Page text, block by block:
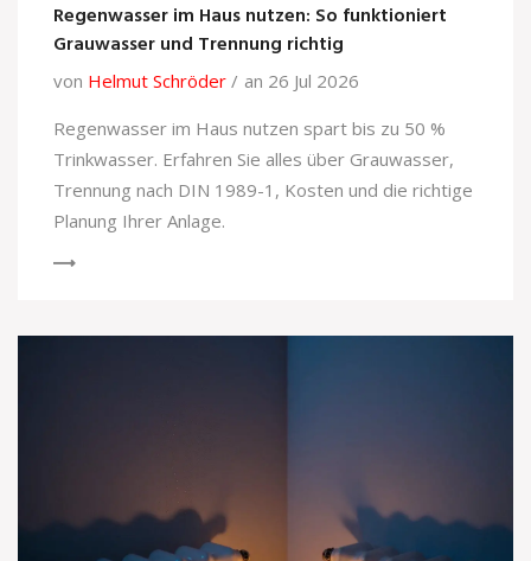
Regenwasser im Haus nutzen: So funktioniert
Grauwasser und Trennung richtig
von Helmut Schröder
an 26 Jul 2026
Regenwasser im Haus nutzen spart bis zu 50 %
Trinkwasser. Erfahren Sie alles über Grauwasser,
Trennung nach DIN 1989-1, Kosten und die richtige
Planung Ihrer Anlage.